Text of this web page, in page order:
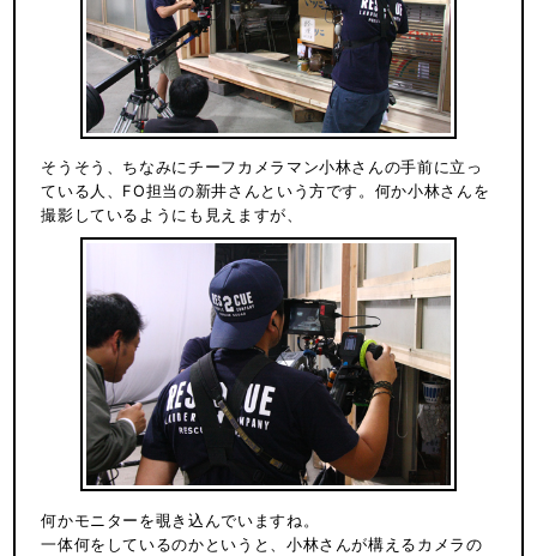
そうそう、ちなみにチーフカメラマン小林さんの手前に立っ
ている人、FO担当の新井さんという方です。何か小林さんを
撮影しているようにも見えますが、
何かモニターを覗き込んでいますね。
一体何をしているのかというと、小林さんが構えるカメラの